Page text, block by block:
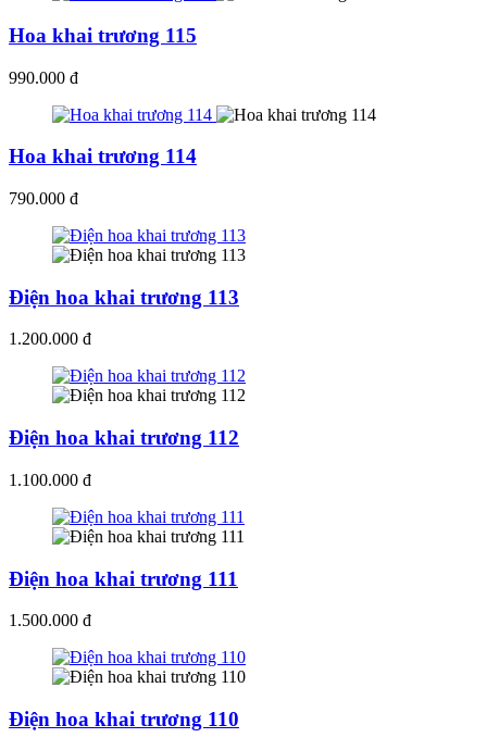
Hoa khai trương 115
990.000 đ
Hoa khai trương 114
790.000 đ
Điện hoa khai trương 113
1.200.000 đ
Điện hoa khai trương 112
1.100.000 đ
Điện hoa khai trương 111
1.500.000 đ
Điện hoa khai trương 110